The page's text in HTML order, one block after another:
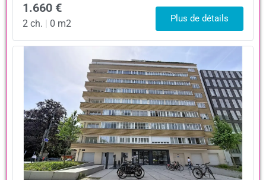
1.660 €
2 ch. 0 m2 Plus de détails